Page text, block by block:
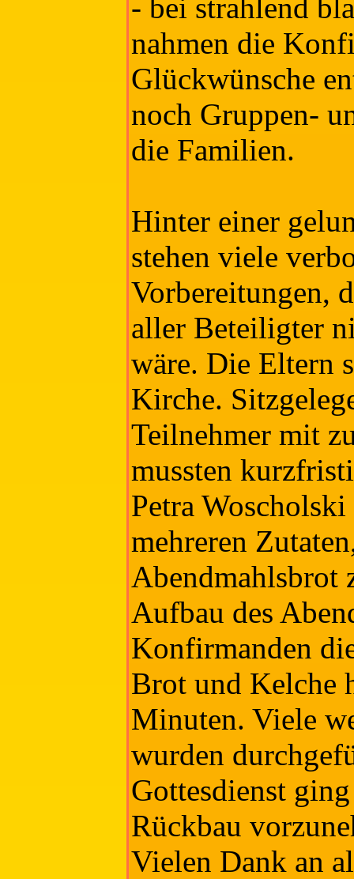
- bei strahlend
nahmen die
Glückwünsche
noch Gruppen-
die Familien.
Hinter einer
stehen viele
Vorbereitungen,
aller Beteiligter
wäre. Die Eltern
Kirche.
Teilnehmer mit
mussten
Petra
mehreren
Abendmahlsbrot
Aufbau des
Konfirmanden
Brot und Kelche
Minuten. Viele
wurden
Gottesdienst
Rückbau
Vielen Dank an